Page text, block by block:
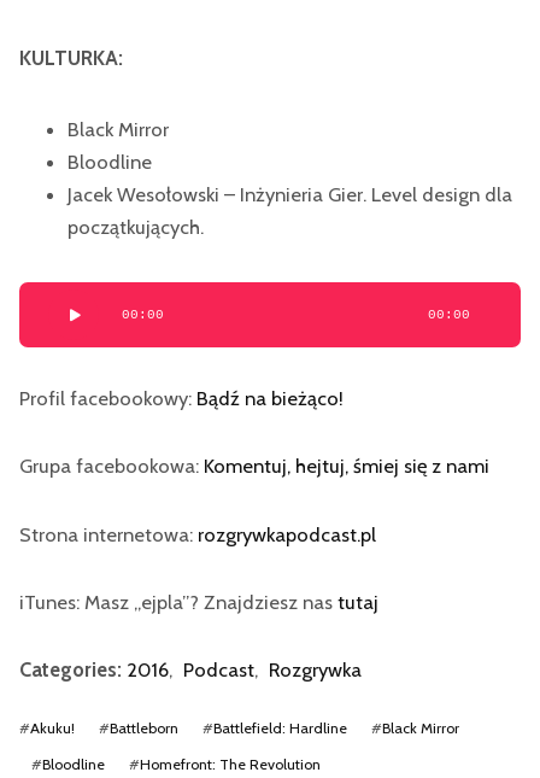
KULTURKA:
Black Mirror
Bloodline
Jacek Wesołowski – Inżynieria Gier. Level design dla
początkujących.
Odtwarzacz
plików
00:00 00:00
Profil facebookowy: Bądź na bieżąco!
Grupa facebookowa: Komentuj, hejtuj, śmiej się z nami
Strona internetowa: rozgrywkapodcast.pl
iTunes: Masz „ejpla”? Znajdziesz nas tutaj
Categories: 2016, Podcast, Rozgrywka
#Akuku! #Battleborn #Battlefield: Hardline #Black Mirror
#Bloodline #Homefront: The Revolution